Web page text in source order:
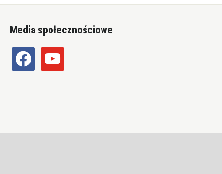
Media społecznościowe
facebook youtube